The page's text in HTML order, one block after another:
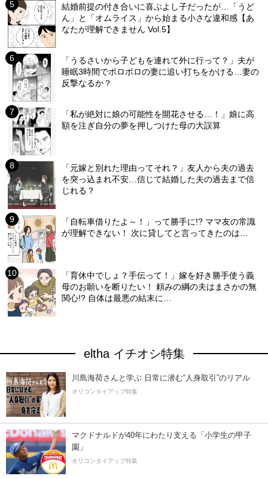
結婚前提の付き合いに喜ぶよし子だったが…「うど
ん」と「オムライス」から始まる小さな違和感【あ
なたが理解できません Vol.5】
「うるさいから子どもを連れて外に行って？」夫が
睡眠3時間でボロボロの妻に追い打ちをかける…妻の
反撃なるか？
「私が絶対に娘の可能性を開花させる…！」娘に高
額を注ぎ自分の夢を押しつけた母の大誤算
「元嫁と別れた理由ってそれ？」友人から夫の過去
を突っ込まれ不安…信じて結婚した夫の過去まで信
じれる？
「自転車借りたよ～！」って勝手に!? ママ友の常識
が理解できない！ 次に貸してと言ってきたのは…
「育休中でしょ？手伝って！」嫁を好き勝手使う義
母のお願いを断りたい！ 頼みの綱の夫はまさかの無
関心!? 自体は最悪の結末に…
eltha イチオシ特集
川島海荷さんと学ぶ 日常に潜む“人身取引”のリアル
オリコンタイアップ特集
マクドナルドが40年にわたり支える「小学生の甲子
園」
オリコンタイアップ特集